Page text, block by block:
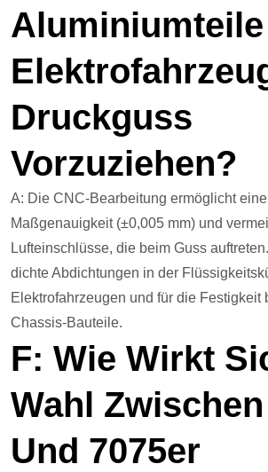
Druckguss
Vorzuziehen?
A: Die CNC-Bearbeitung ermöglicht
Maßgenauigkeit (±0,005 mm) und
Lufteinschlüsse, die beim Guss
dichte Abdichtungen in der
Elektrofahrzeugen und für die Festigkeit
Chassis-Bauteile.
F: Wie Wirkt
Wahl
Und 7075er